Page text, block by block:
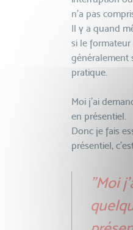
n’a pas
Il y a quand
si le formateur
généralement
pratique.
Moi j’ai
en présentiel.
Donc je fais
présentiel,
"Moi